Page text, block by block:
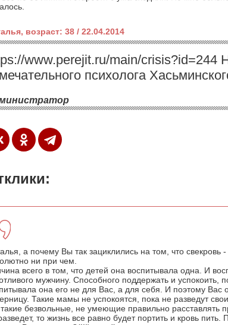
возраст: 38 / 22.04.2014
www.perejit.ru/main/crisis?id=244
психолога
а почему Вы так зациклились на том, что свекровь
ни при чем.
всего в том, что детей она воспитывала одна. И
мужчину. Способного поддержать и успокоить,
она его не для Вас, а для себя. И поэтому Вас
Такие мамы не успокоятся, пока не разведут
такие безвольные, не умеющие правильно расставлять
то жизнь все равно будет портить и кровь